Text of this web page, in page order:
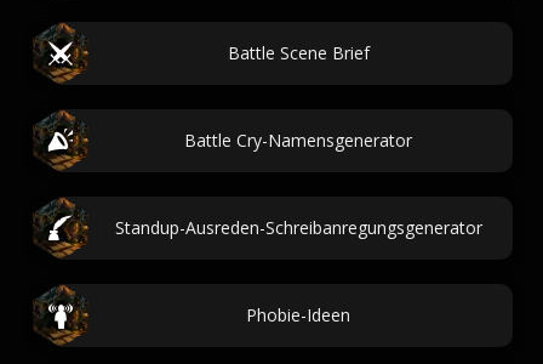
Battle Scene Brief
Battle Cry-Namensgenerator
Standup-Ausreden-Schreibanregungsgenerator
Phobie-Ideen